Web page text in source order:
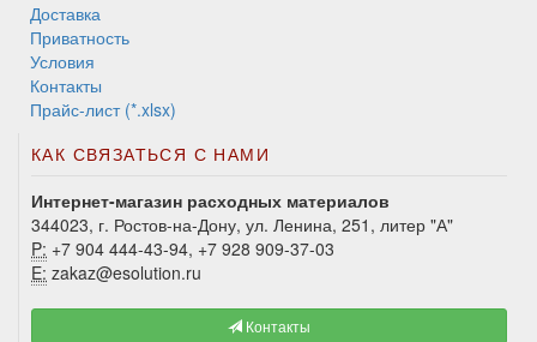
Доставка
Приватность
Условия
Контакты
Прайс-лист (*.xlsx)
КАК СВЯЗАТЬСЯ С НАМИ
Интернет-магазин расходных материалов
344023, г. Ростов-на-Дону, ул. Ленина, 251, литер "А"
P: +7 904 444-43-94, +7 928 909-37-03
E: zakaz@esolution.ru
Контакты